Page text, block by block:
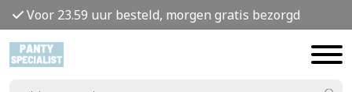
Voor 23.59 uur besteld, morgen gratis bezorgd